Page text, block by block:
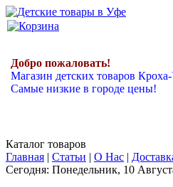
Добро пожаловать!
Магазин детских товаров
Самые низкие в городе цены!
Каталог товаров
Главная | Статьи | О Нас |
Сегодня: Понедельник, 10